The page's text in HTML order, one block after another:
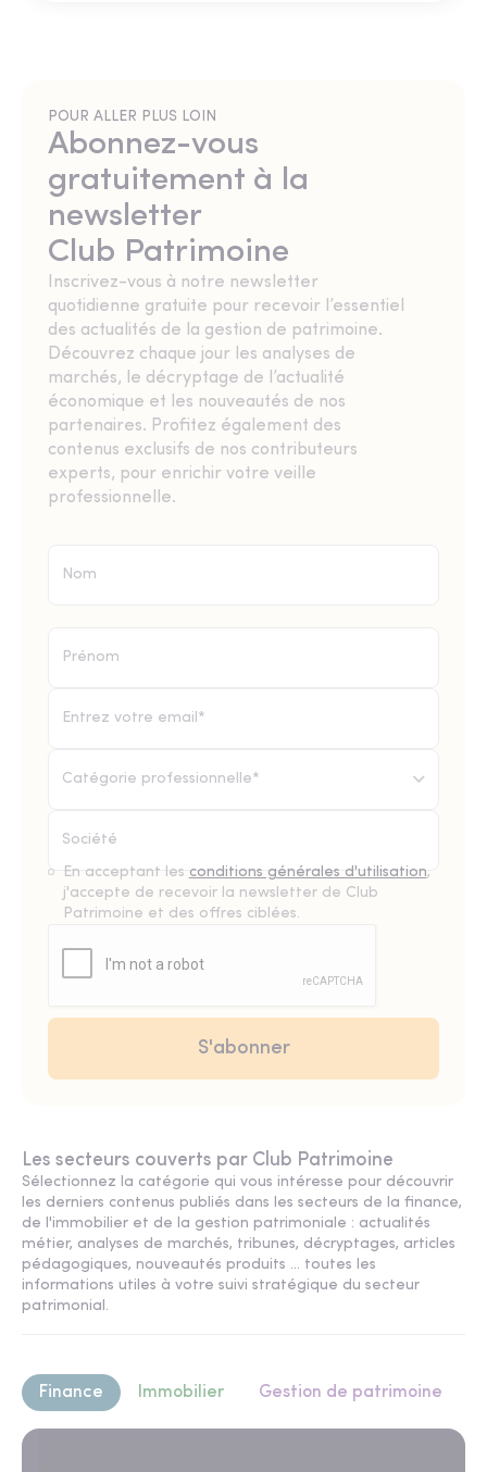
POUR ALLER PLUS LOIN
Abonnez-vous
gratuitement à la
newsletter
Club Patrimoine
Inscrivez-vous à notre newsletter
quotidienne gratuite pour recevoir l’essentiel
des actualités de la gestion de patrimoine.
Découvrez chaque jour les analyses de
marchés, le décryptage de l’actualité
économique et les nouveautés de nos
partenaires. Profitez également des
contenus exclusifs de nos contributeurs
experts, pour enrichir votre veille
professionnelle.
Catégorie professionnelle*
En acceptant les conditions générales d'utilisation,
j'accepte de recevoir la newsletter de Club
Patrimoine et des offres ciblées.
Les secteurs couverts par Club Patrimoine
Sélectionnez la catégorie qui vous intéresse pour découvrir
les derniers contenus publiés dans les secteurs de la finance,
de l'immobilier et de la gestion patrimoniale : actualités
métier, analyses de marchés, tribunes, décryptages, articles
pédagogiques, nouveautés produits ... toutes les
informations utiles à votre suivi stratégique du secteur
patrimonial.
Finance Immobilier Gestion de patrimoine